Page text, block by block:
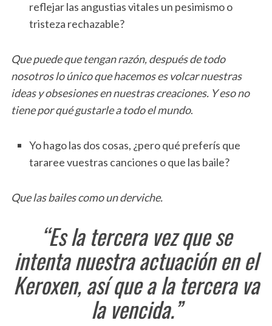
reflejar las angustias vitales un pesimismo o
tristeza rechazable?
Que puede que tengan razón, después de todo
nosotros lo único que hacemos es volcar nuestras
ideas y obsesiones en nuestras creaciones. Y eso no
tiene por qué gustarle a todo el mundo.
Yo hago las dos cosas, ¿pero qué preferís que
tararee vuestras canciones o que las baile?
Que las bailes como un derviche.
“Es la tercera vez que se
intenta nuestra actuación en el
Keroxen, así que a la tercera va
la vencida.”